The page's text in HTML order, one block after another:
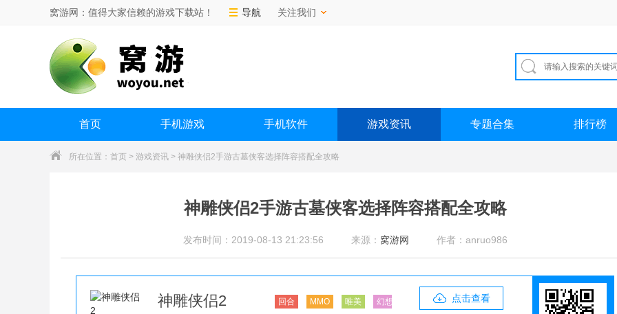
窝游网：值得大家信赖的游戏下载站！ 导航 关注我们
首页 手机游戏 手机软件 游戏资讯 专题合集 排行榜
所在位置： 首页 > 游戏资讯 > 神雕侠侣2手游古墓侠客选择阵容搭配全攻略
神雕侠侣2手游古墓侠客选择阵容搭配全攻略
发布时间：2019-08-13 21:23:56 来源： 窝游网 作者：anruo986
神雕侠侣2 回合 MMO 唯美 幻想 点击查看